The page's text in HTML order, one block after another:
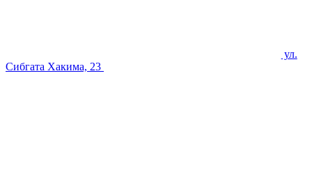
ул.
Сибгата Хакима, 23